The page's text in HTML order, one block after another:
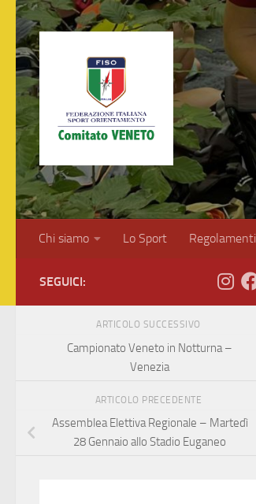
Salta al contenuto
Chi siamo Lo Sport Regolamenti
SEGUICI:
ARTICOLO SUCCESSIVO
Campionato Veneto in Notturna –
Venezia
ARTICOLO PRECEDENTE
Assemblea Elettiva Regionale – Martedì
28 Gennaio allo Stadio Euganeo